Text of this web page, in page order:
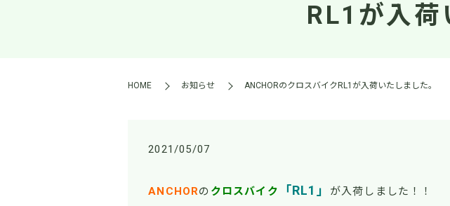
RL1が入荷
HOME お知らせ ANCHORのクロスバイクRL1が入荷いたしました。
2021/05/07
ANCHORの クロスバイク 「RL1」 が入荷しました！！